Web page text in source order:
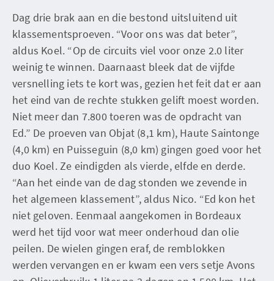
Dag drie brak aan en die bestond uitsluitend uit
klassementsproeven. “Voor ons was dat beter”,
aldus Koel. “Op de circuits viel voor onze 2.0 liter
weinig te winnen. Daarnaast bleek dat de vijfde
versnelling iets te kort was, gezien het feit dat er aan
het eind van de rechte stukken gelift moest worden.
Niet meer dan 7.800 toeren was de opdracht van
Ed.” De proeven van Objat (8,1 km), Haute Saintonge
(4,0 km) en Puisseguin (8,0 km) gingen goed voor het
duo Koel. Ze eindigden als vierde, elfde en derde.
“Aan het einde van de dag stonden we zevende in
het algemeen klassement”, aldus Nico. “Ed kon het
niet geloven. Eenmaal aangekomen in Bordeaux
werd het tijd voor wat meer onderhoud dan olie
peilen. De wielen gingen eraf, de remblokken
werden vervangen en er kwam een vers setje Avons